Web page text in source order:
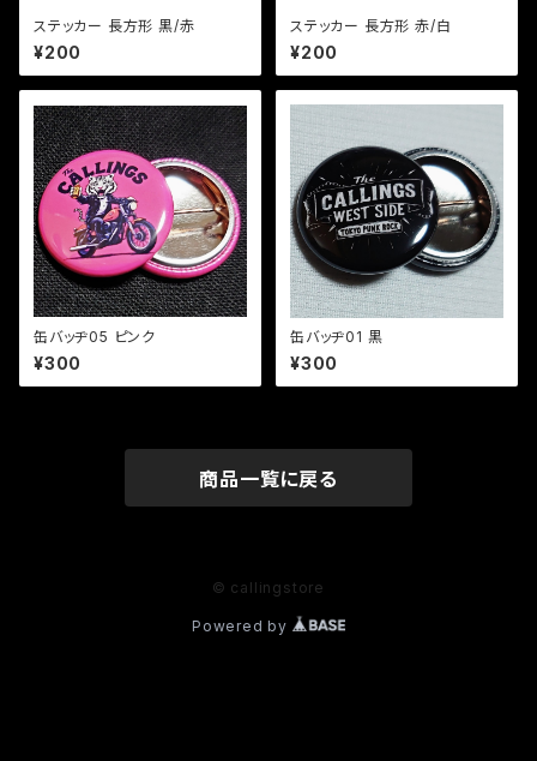
ステッカー 長方形 黒/赤
¥200
ステッカー 長方形 赤/白
¥200
缶バッヂ05 ピンク
¥300
缶バッヂ01 黒
¥300
商品一覧に戻る
© callingstore
Powered by